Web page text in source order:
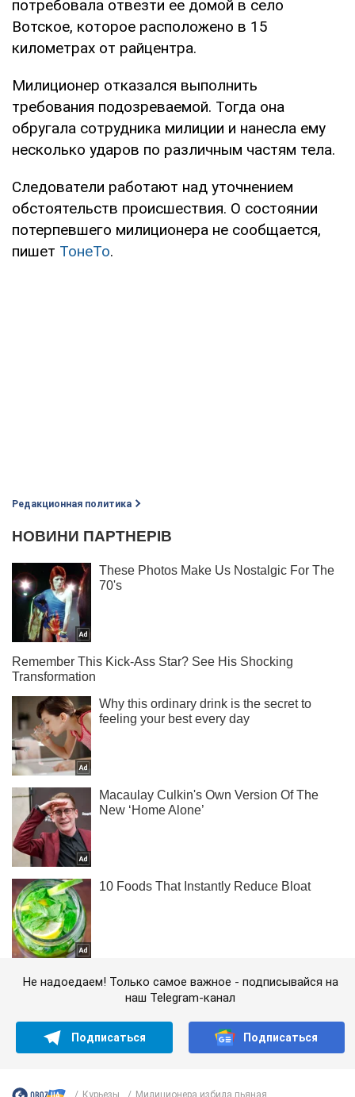
потребовала отвезти ее домой в село
Вотское, которое расположено в 15
километрах от райцентра.
Милиционер отказался выполнить
требования подозреваемой. Тогда она
обругала сотрудника милиции и нанесла ему
несколько ударов по различным частям тела.
Следователи работают над уточнением
обстоятельств происшествия. О состоянии
потерпевшего милиционера не сообщается,
пишет ТонеТо.
Редакционная политика
Не надоедаем! Только самое важное - подписывайся на
наш Telegram-канал
Подписаться Подписаться
Курьезы Милиционера избила пьяная...